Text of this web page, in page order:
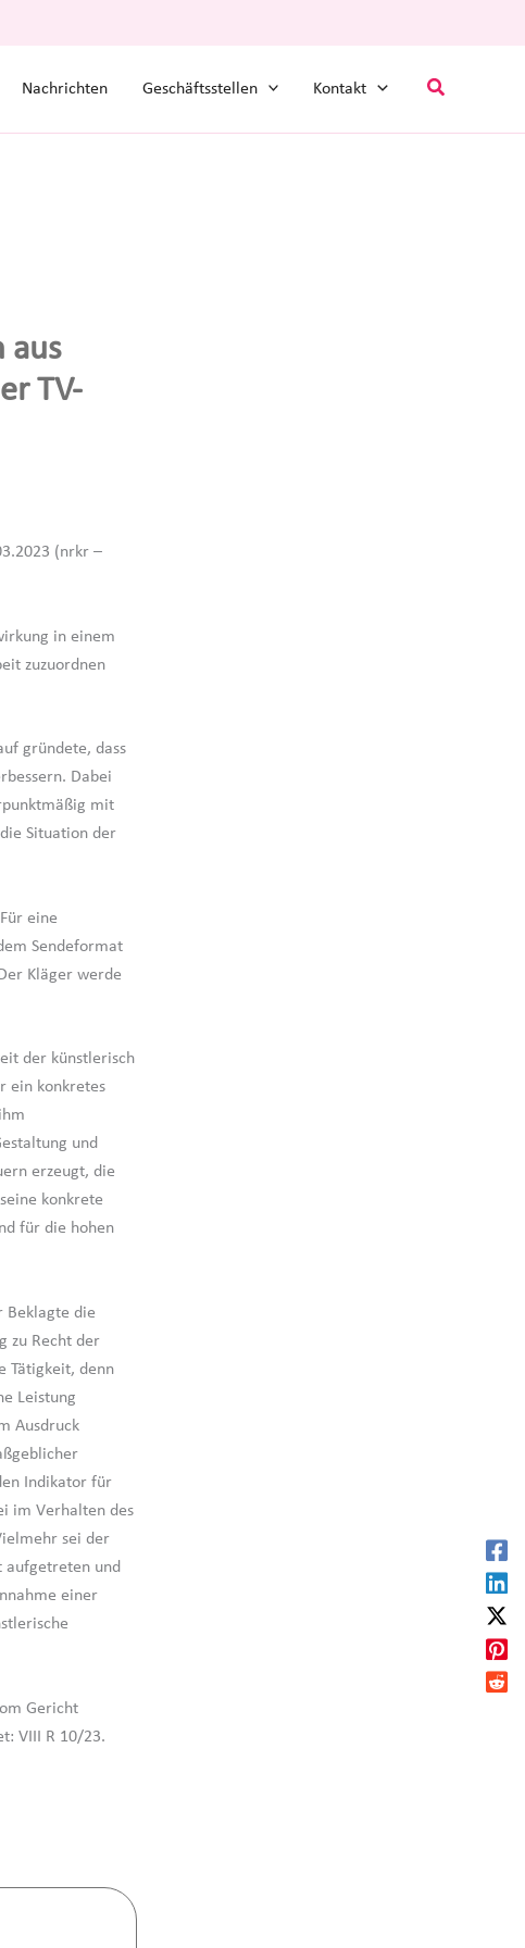
Nachrichten Geschäftsstellen Kontakt Suchen
aus
TV-
(nrkr –
in einem
zuzuordnen
gründete, dass
Dabei
mit
Situation der
eine
Sendeformat
Kläger werde
der künstlerisch
ein konkretes
und
erzeugt, die
konkrete
für die hohen
Beklagte die
zu Recht der
Tätigkeit, denn
Leistung
Ausdruck
Indikator für
im Verhalten des
sei der
aufgetreten und
einer
Gericht
VIII R 10/23.